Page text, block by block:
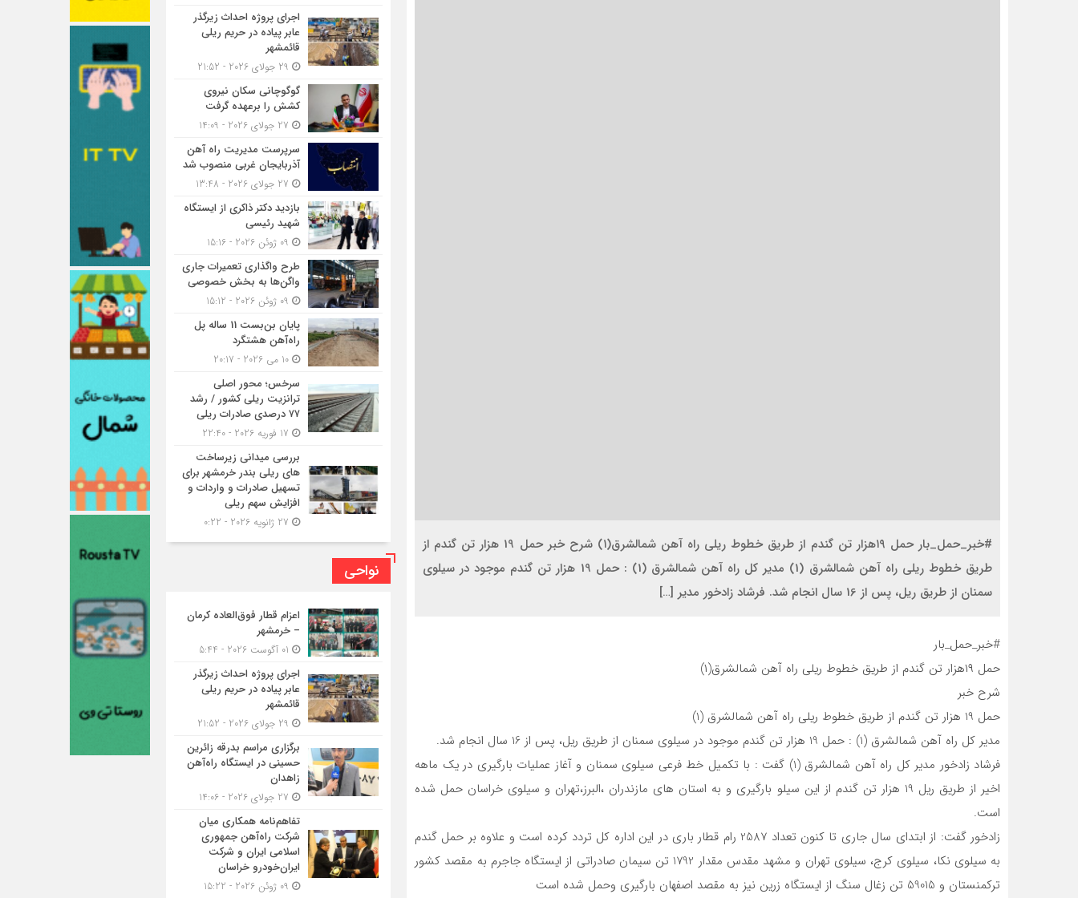
#خبر_حمل_بار حمل ۱۹هزار تن گندم از طریق خطوط ریلی راه آهن شمالشرق(۱) شرح خبر حمل 19 هزار تن گندم از
طریق خطوط ریلی راه آهن شمالشرق (1) مدیر کل راه آهن شمالشرق (1) : حمل 19 هزار تن گندم موجود در سیلوی
سمنان از طریق ریل، پس از 16 سال انجام شد. فرشاد زادخور مدیر […]
#خبر_حمل_بار
حمل ۱۹هزار تن گندم از طریق خطوط ریلی راه آهن شمالشرق(۱)
شرح خبر
حمل 19 هزار تن گندم از طریق خطوط ریلی راه آهن شمالشرق (1)
مدیر کل راه آهن شمالشرق (1) : حمل 19 هزار تن گندم موجود در سیلوی سمنان از طریق ریل، پس از 16 سال انجام شد.
فرشاد زادخور مدیر کل راه آهن شمالشرق (1) گفت : با تکمیل خط فرعی سیلوی سمنان و آغاز عملیات بارگیری در یک ماهه
اخیر از طریق ریل 19 هزار تن گندم از این سیلو بارگیری و به استان های مازندران ،البرز،تهران و سیلوی خراسان حمل شده
است.
زادخور گفت: از ابتدای سال جاری تا کنون تعداد 2587 رام قطار باری در این اداره کل تردد کرده است و علاوه بر حمل گندم
به سیلوی نکا، سیلوی کرج، سیلوی تهران و مشهد مقدس مقدار 1792 تن سیمان صادراتی از ایستگاه جاجرم به مقصد کشور
ترکمنستان و 59015 تن زغال سنگ از ایستگاه زرین نیز به مقصد اصفهان بارگیری وحمل شده است
اجرای پروژه احداث زیرگذر
عابر پیاده در حریم ریلی
قائمشهر
گوگوچانی سکان نیروی
کشش را برعهده گرفت
سرپرست مدیریت راه آهن
آذربایجان غربی منصوب شد
بازدید دکتر ذاکری از ایستگاه
شهید رئیسی
طرح واگذاری تعمیرات جاری
واگن‌ها به بخش خصوصی
پایان بن‌بست 11 ساله پل
راه‌آهن هشتگرد
سرخس؛ محور اصلی
ترانزیت ریلی کشور / رشد
۷۷ درصدی صادرات ریلی
بررسی میدانی زیرساخت
های ریلی بندر خرمشهر برای
تسهیل صادرات و واردات و
افزایش سهم ریلی
نواحی
اعزام قطار فوق‌العاده کرمان
– خرمشهر
اجرای پروژه احداث زیرگذر
عابر پیاده در حریم ریلی
قائمشهر
برگزاری مراسم بدرقه زائرین
حسینی در ایستگاه راه‌آهن
زاهدان
تفاهم‌نامه همکاری میان
شرکت راه‌آهن جمهوری
اسلامی ایران و شرکت
ایران‌خودرو خراسان